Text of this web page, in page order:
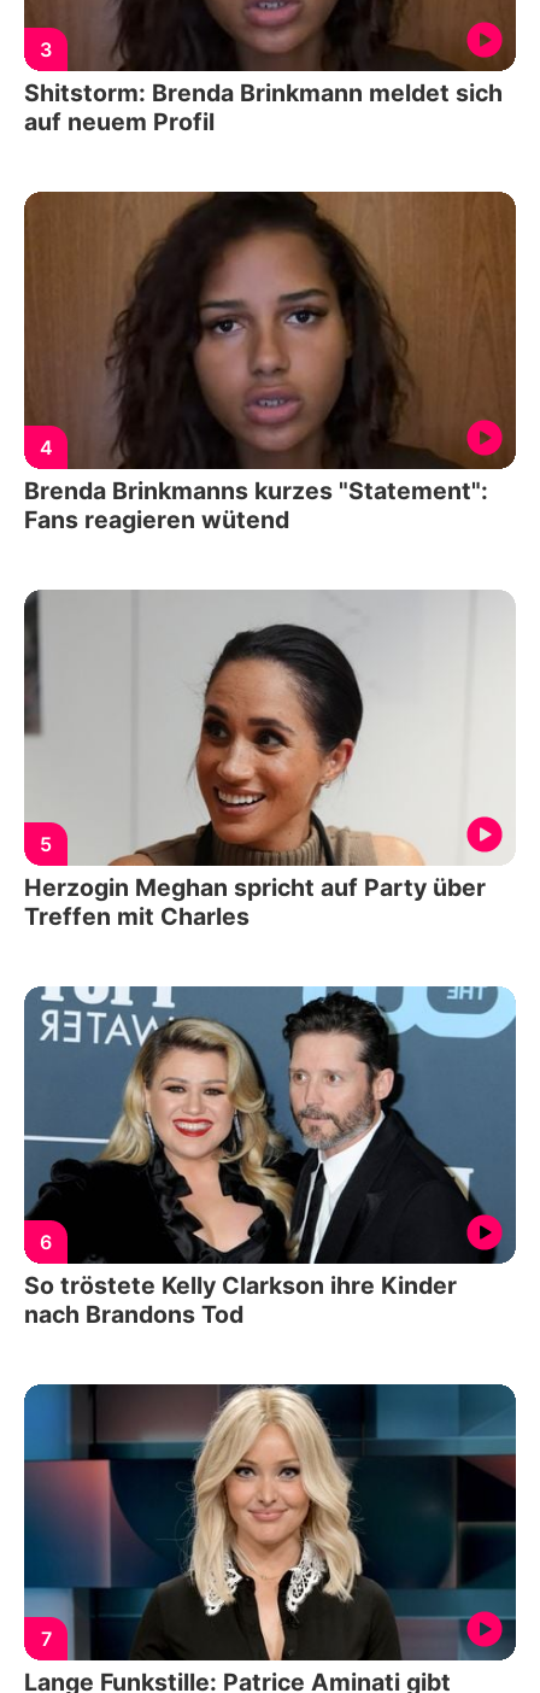
3
Shitstorm: Brenda Brinkmann meldet sich
auf neuem Profil
4
Brenda Brinkmanns kurzes "Statement":
Fans reagieren wütend
5
Herzogin Meghan spricht auf Party über
Treffen mit Charles
6
So tröstete Kelly Clarkson ihre Kinder
nach Brandons Tod
7
Lange Funkstille: Patrice Aminati gibt